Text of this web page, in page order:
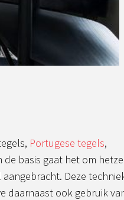
Portugese tegels,
de basis gaat het om
Deze
daarnaast ook gebruik